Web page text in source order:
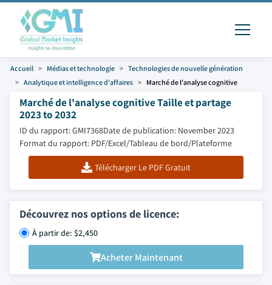
Accueil Médias et technologie
Technologies de nouvelle génération
Analytique et intelligence d'affaires
Marché de l'analyse cognitive
Marché de l'analyse cognitive Taille et partage
2023 to 2032
ID du rapport: GMI7368Date de publication: November 2023
Format du rapport: PDF/Excel/Tableau de bord/Plateforme
Télécharger Le PDF Gratuit
Découvrez nos options de licence:
À partir de: $2,450
Acheter Maintenant